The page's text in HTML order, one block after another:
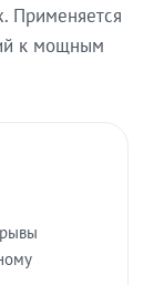
Применяется
к мощным